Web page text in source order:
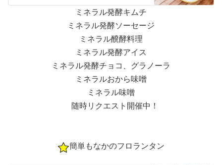
ミネラル発酵キムチ
ミネラル発酵ソーセージ
ミネラル醗酵料理
ミネラル発酵アイス
ミネラル発酵チョコ、グラノーラ
ミネラルおから味噌
ミネラル味噌
随時リクエスト開催中！
簡単もなかのフロランタン